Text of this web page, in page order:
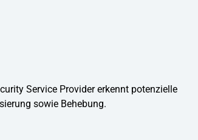
Service Provider erkennt potenzielle
sowie Behebung.